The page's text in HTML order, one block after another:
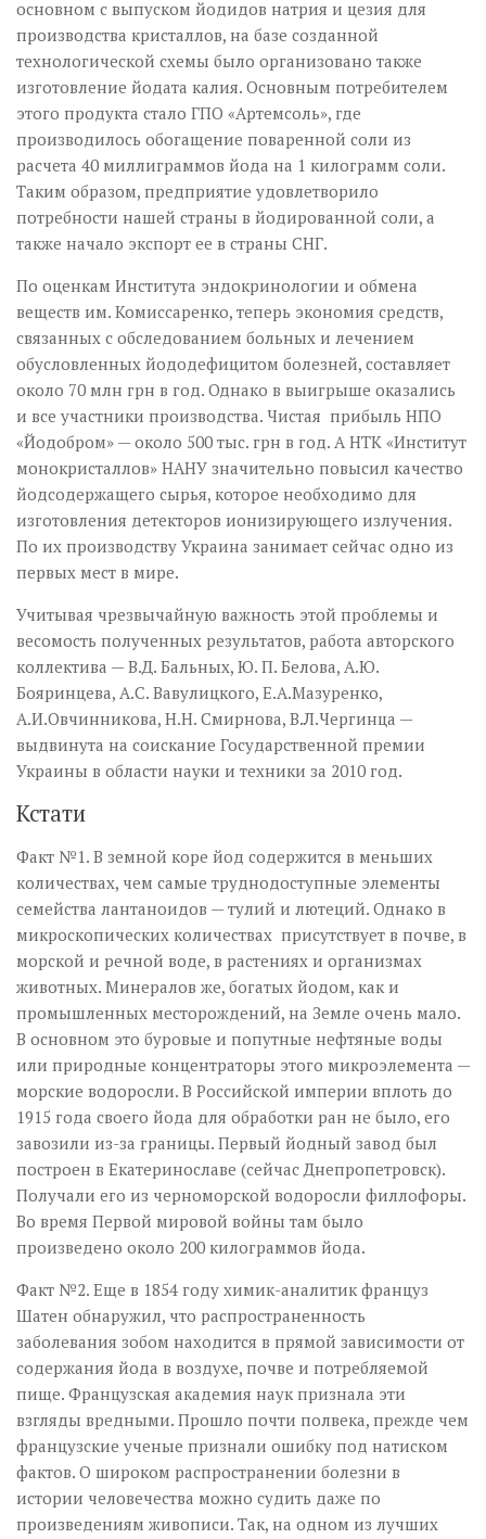
основном с выпуском йодидов натрия и цезия для
производства кристаллов, на базе созданной
технологической схемы было организовано также
изготовление йодата калия. Основным потребителем
этого продукта стало ГПО «Артемсоль», где
производилось обогащение поваренной соли из
расчета 40 миллиграммов йода на 1 килограмм соли.
Таким образом, предприятие удовлетворило
потребности нашей страны в йодированной соли, а
также начало экспорт ее в страны СНГ.
По оценкам Института эндокринологии и обмена
веществ им. Комиссаренко, теперь экономия средств,
связанных с обследованием больных и лечением
обусловленных йододефицитом болезней, составляет
около 70 млн грн в год. Однако в выигрыше оказались
и все участники производства. Чистая прибыль НПО
«Йодобром» — около 500 тыс. грн в год. А НТК «Институт
монокристаллов» НАНУ значительно повысил качество
йодсодержащего сырья, которое необходимо для
изготовления детекторов ионизирующего излучения.
По их производству Украина занимает сейчас одно из
первых мест в мире.
Учитывая чрезвычайную важность этой проблемы и
весомость полученных результатов, работа авторского
коллектива — В.Д. Бальных, Ю. П. Белова, А.Ю.
Бояринцева, А.С. Вавулицкого, Е.А.Мазуренко,
А.И.Овчинникова, Н.Н. Смирнова, В.Л.Чергинца —
выдвинута на соискание Государственной премии
Украины в области науки и техники за 2010 год.
Кстати
Факт №1. В земной коре йод содержится в меньших
количествах, чем самые труднодоступные элементы
семейства лантаноидов — тулий и лютеций. Однако в
микроскопических количествах присутствует в почве, в
морской и речной воде, в растениях и организмах
животных. Минералов же, богатых йодом, как и
промышленных месторождений, на Земле очень мало.
В основном это буровые и попутные нефтяные воды
или природные концентраторы этого микроэлемента —
морские водоросли. В Российской империи вплоть до
1915 года своего йода для обработки ран не было, его
заво­зили из-за границы. Первый йодный завод был
построен в Екатеринославе (сейчас Днепропетровск).
Получали его из черноморской водоросли филлофоры.
Во время Первой мировой войны там было
произведено около 200 килограммов йода.
Факт №2. Еще в 1854 году химик-аналитик француз
Шатен обнаружил, что распространенность
заболевания зобом находится в прямой зависимости от
содержания йода в воздухе, почве и потребляемой
пище. Французская академия наук признала эти
взгляды вредными. Прошло почти полвека, прежде чем
французские ученые признали ошибку под натиском
фактов. О широком распространении болезни в
истории человечества можно судить даже по
произведениям живописи. Так, на одном из лучших